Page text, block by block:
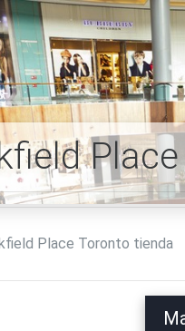
Place Toronto tienda